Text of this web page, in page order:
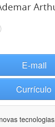
E-mail
Currículo
novas